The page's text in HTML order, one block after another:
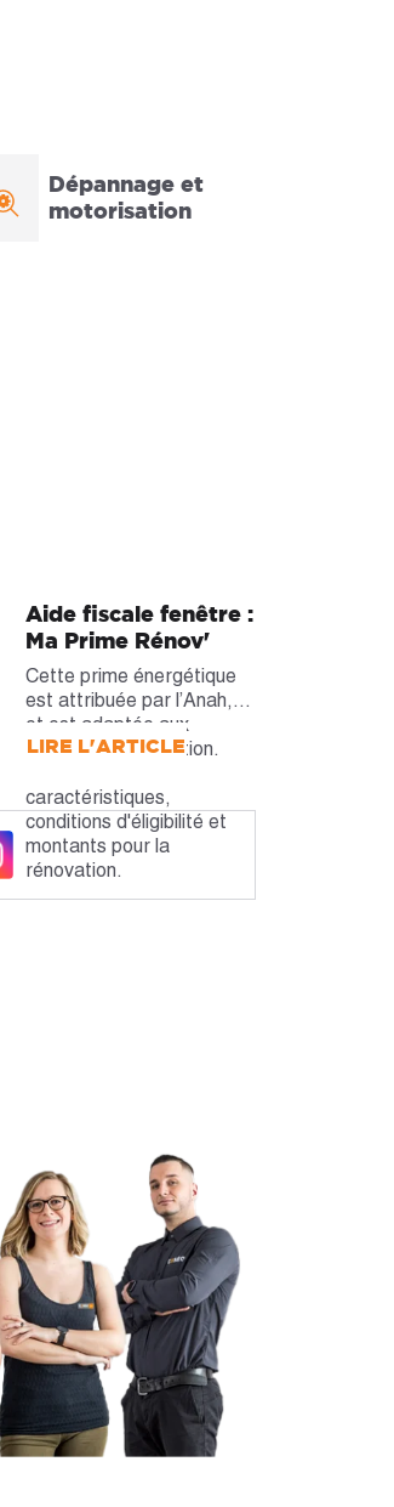
Dépannage et
motorisation
Aide fiscale fenêtre :
Ma Prime Rénov'
Cette prime énergétique
est attribuée par l’Anah,
et est adaptée aux
travaux de rénovation.
caractéristiques,
conditions d'éligibilité et
montants pour la
rénovation.
LIRE L'ARTICLE